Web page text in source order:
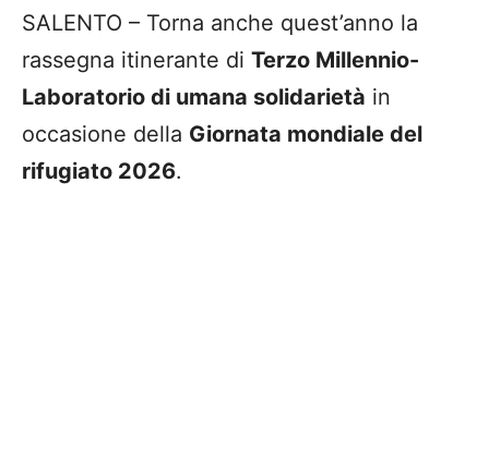
SALENTO – Torna anche quest’anno la
rassegna itinerante di Terzo Millennio-
Laboratorio di umana solidarietà in
occasione della Giornata mondiale del
rifugiato 2026.